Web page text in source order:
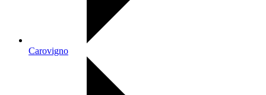
Carovigno